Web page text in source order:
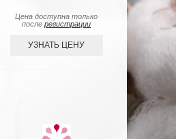
Цена доступна только
послерегистрации
УЗНАТЬ ЦЕНУ